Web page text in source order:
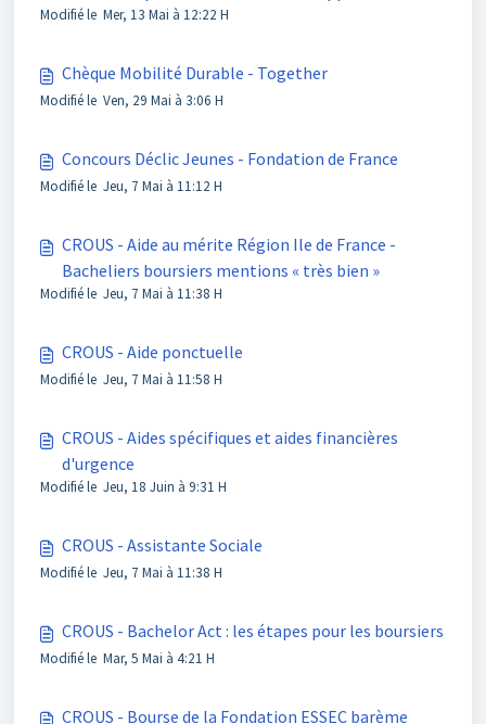
bourse Serge Bellanger
Modifié le Mer, 13 Mai à 12:22 H
Chèque Mobilité Durable - Together
Modifié le Ven, 29 Mai à 3:06 H
Concours Déclic Jeunes - Fondation de France
Modifié le Jeu, 7 Mai à 11:12 H
CROUS - Aide au mérite Région Ile de France -
Bacheliers boursiers mentions « très bien »
Modifié le Jeu, 7 Mai à 11:38 H
CROUS - Aide ponctuelle
Modifié le Jeu, 7 Mai à 11:58 H
CROUS - Aides spécifiques et aides financières
d'urgence
Modifié le Jeu, 18 Juin à 9:31 H
CROUS - Assistante Sociale
Modifié le Jeu, 7 Mai à 11:38 H
CROUS - Bachelor Act : les étapes pour les boursiers
Modifié le Mar, 5 Mai à 4:21 H
CROUS - Bourse de la Fondation ESSEC barème